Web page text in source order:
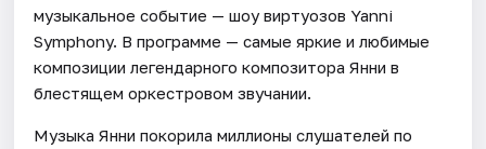
музыкальное событие — шоу виртуозов Yanni
Symphony. В программе — самые яркие и любимые
композиции легендарного композитора Янни в
блестящем оркестровом звучании.
Музыка Янни покорила миллионы слушателей по